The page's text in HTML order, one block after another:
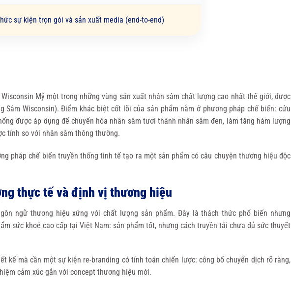
sự kiện trọn gói và sản xuất media (end-to-end)
Mỹ một trong những vùng sản xuất nhân sâm chất lượng cao nhất thế giới, được
Sâm Wisconsin). Điểm khác biệt cốt lõi của sản phẩm nằm ở phương pháp chế biến: cửu
được áp dụng để chuyển hóa nhân sâm tươi thành nhân sâm đen, làm tăng hàm lượng
tính so với nhân sâm thông thường.
pháp chế biến truyền thống tinh tế tạo ra một sản phẩm có câu chuyện thương hiệu độc
thực tế và định vị thương hiệu
ngữ thương hiệu xứng với chất lượng sản phẩm. Đây là thách thức phổ biến nhưng
sức khoẻ cao cấp tại Việt Nam: sản phẩm tốt, nhưng cách truyền tải chưa đủ sức thuyết
kế mà cần một sự kiện re-branding có tính toán chiến lược: công bố chuyển dịch rõ ràng,
cảm xúc gắn với concept thương hiệu mới.